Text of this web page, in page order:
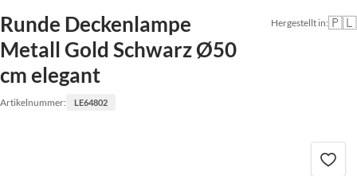
Runde Deckenlampe
Metall Gold Schwarz Ø50
cm elegant
Artikelnummer: LE64802
Hergestellt in:🇵🇱